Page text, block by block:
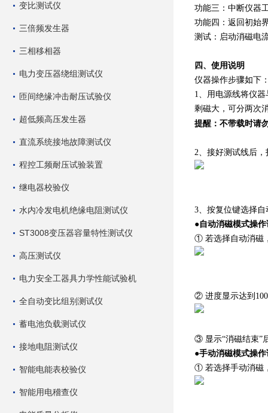
变比测试仪
三倍频发生器
三相移相器
电力变压器绕组测试仪
匝间绝缘冲击耐压试验仪
超低频高压发生器
直流系统接地故障测试仪
程控工频耐压试验装置
继电器校验仪
水内冷发电机绝缘电阻测试仪
ST3008变压器容量特性测试仪
高压测试仪
电力安全工器具力学性能试验机
全自动变比组别测试仪
蓄电池负载测试仪
接地电阻测试仪
智能电能表校验仪
智能用电稽查仪
功能三：中断仪器
功能四：返回初始
测试：启动消磁电
四、使用说明
仪器操作步骤如下
1、用电源线将仪
剩磁大，可分两次
提醒： 不带载时请
2、接好测试线后
3、按复位键选择自
●自动消磁模式操
① 若选择自动消磁
② 进度显示达到
③ 显示“消磁结束”
●手动消磁模式操作
① 若选择手动消磁